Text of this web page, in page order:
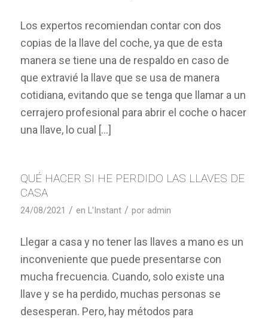
Los expertos recomiendan contar con dos
copias de la llave del coche, ya que de esta
manera se tiene una de respaldo en caso de
que extravié la llave que se usa de manera
cotidiana, evitando que se tenga que llamar a un
cerrajero profesional para abrir el coche o hacer
una llave, lo cual […]
QUÉ HACER SI HE PERDIDO LAS LLAVES DE
CASA
24/08/2021 / en L'Instant / por admin
Llegar a casa y no tener las llaves a mano es un
inconveniente que puede presentarse con
mucha frecuencia. Cuando, solo existe una
llave y se ha perdido, muchas personas se
desesperan. Pero, hay métodos para